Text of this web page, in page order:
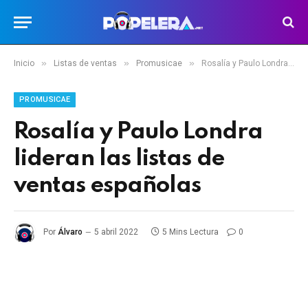
Inicio » Listas de ventas » Promusicae » Rosalía y Paulo Londra lideran las listas de ventas españolas
PROMUSICAE
Rosalía y Paulo Londra
lideran las listas de
ventas españolas
Por Álvaro 5 abril 2022 5 Mins Lectura 0